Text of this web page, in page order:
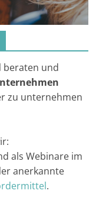
beraten und
zu unternehmen
als Webinare im
anerkannte
.